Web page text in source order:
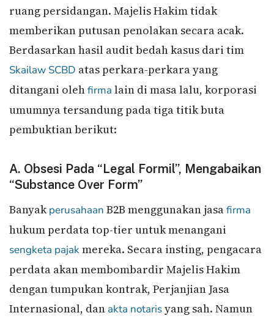
ruang persidangan. Majelis Hakim tidak
memberikan putusan penolakan secara acak.
Berdasarkan hasil audit bedah kasus dari tim
Skailaw SCBD atas perkara-perkara yang
ditangani olehfirma lain di masa lalu, korporasi
umumnya tersandung pada tiga titik buta
pembuktian berikut:
A. Obsesi Pada “Legal Formil”, Mengabaikan
“Substance Over Form”
Banyakperusahaan B2B menggunakan jasafirma
hukum perdata top-tier untuk menangani
sengketa pajakmereka. Secara insting, pengacara
perdata akan membombardir Majelis Hakim
dengan tumpukan kontrak, Perjanjian Jasa
Internasional, dan akta notarisyang sah. Namun